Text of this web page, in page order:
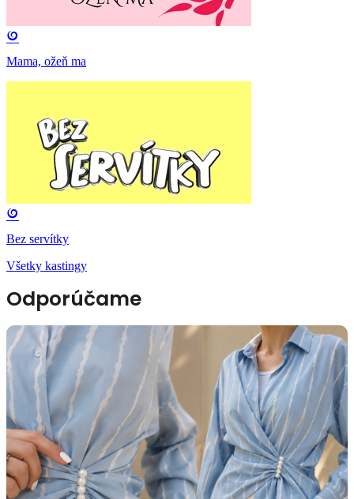
Mama, ožeň ma
Bez servítky
Všetky kastingy
Odporúčame